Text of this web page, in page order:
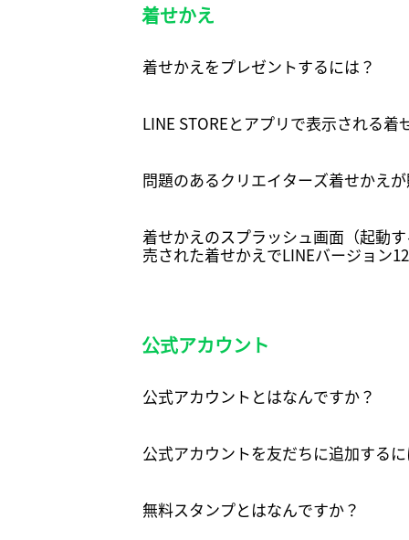
着せかえ
着せかえをプレゼントするには？
LINE STOREとアプリで表示される着
問題のあるクリエイターズ着せかえ
着せかえのスプラッシュ画面（起動
売された着せかえでLINEバージョン
公式アカウント
公式アカウントとはなんですか？
公式アカウントを友だちに追加する
無料スタンプとはなんですか？